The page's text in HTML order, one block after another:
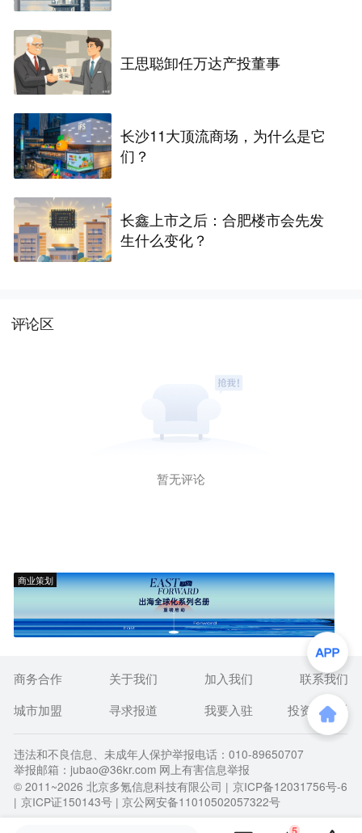
王思聪卸任万达产投董事
长沙11大顶流商场，为什么是它
们？
长鑫上市之后：合肥楼市会先发
生什么变化？
评论区
暂无评论
商业策划
商务合作 关于我们 加入我们
联系我们
城市加盟
寻求报道 我要入驻 投资者关系
违法和不良信息、未成年人保护举报电话：010-89650707
举报邮箱：jubao@36kr.com 网上有害信息举报
© 2011~2026 北京多氪信息科技有限公司 | 京ICP备12031756号-6
| 京ICP证150143号 | 京公网安备11010502057322号